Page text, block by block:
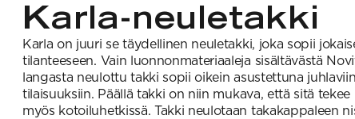
Karla-neuletakki
Karla on juuri se täydellinen neuletakki, joka sopii
tilanteeseen. Vain luonnonmateriaaleja sisältävästä
langasta neulottu takki sopii oikein asustettuna
tilaisuuksiin. Päällä takki on niin mukava, että sitä tekee
myös kotoiluhetkissä. Takki neulotaan takakappaleen